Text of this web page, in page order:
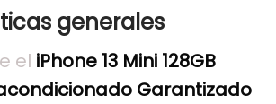
generales
el iPhone 13 Mini 128GB
Garantizado